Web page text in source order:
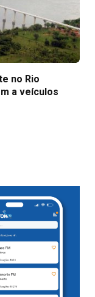
no Rio
a veículos